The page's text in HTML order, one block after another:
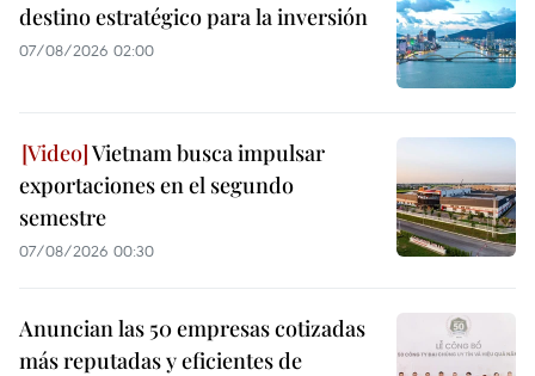
destino estratégico para la inversión
07/08/2026 02:00
Vietnam busca impulsar
exportaciones en el segundo
semestre
07/08/2026 00:30
Anuncian las 50 empresas cotizadas
más reputadas y eficientes de